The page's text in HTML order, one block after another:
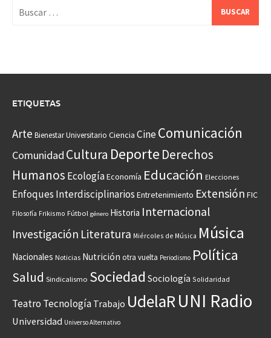
ETIQUETAS
Arte Bienestar Universitario Ciencia CineComunicación
Comunidad Cultura Deporte Derechos
Humanos EcologíaEconomía Educación Elecciones
Enfoques Interdisciplinarios Entretenimiento Extensión FIC
Filosofía Frikismo Fútbol género Historia Internacional
Investigación Literatura Miércoles de Música Música
Nacionales Noticias Nutrición otra vuelta Periodismo Política
Salud Sindicalismo Sociedad Sociología Solidaridad
Teatro Tecnología Trabajo UdelaRUNI Radio
Universidad Universo Alternativo